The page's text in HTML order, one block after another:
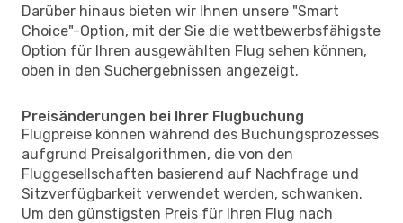
Darüber hinaus bieten wir Ihnen unsere "Smart
Choice"-Option, mit der Sie die wettbewerbsfähigste
Option für Ihren ausgewählten Flug sehen können,
oben in den Suchergebnissen angezeigt.
Preisänderungen bei Ihrer Flugbuchung
Flugpreise können während des Buchungsprozesses
aufgrund Preisalgorithmen, die von den
Fluggesellschaften basierend auf Nachfrage und
Sitzverfügbarkeit verwendet werden, schwanken.
Um den günstigsten Preis für Ihren Flug nach